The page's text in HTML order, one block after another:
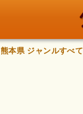
熊本県 ジャンルすべて